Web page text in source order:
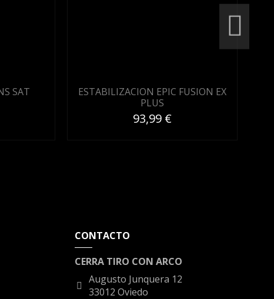
SAT
ESTABILIZACION EPIC FUSION EX
PLUS
93,99 €
CONTACTO
CERRA TIRO CON ARCO
Augusto Junquera 12
33012 Oviedo